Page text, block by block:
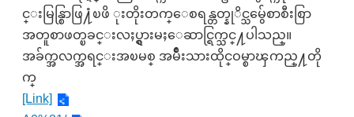
င္းမြန္စြာဖြ႔ံၿဖိ ုးတိုးတက္ေစရန္တတ္နုိင္သမွ်ေစာစီးစြာ
အတူစာဖတ္ၿခင္းလႈပ္ရွားမႈေဆာင္ရြက္သင္႔ပါသည္။
အခ်က္အလက္အရင္းအၿမစ္ အမ်ိဳးသားထိုင္ဝမ္စာၾကည္႔တို
က္
[Link]